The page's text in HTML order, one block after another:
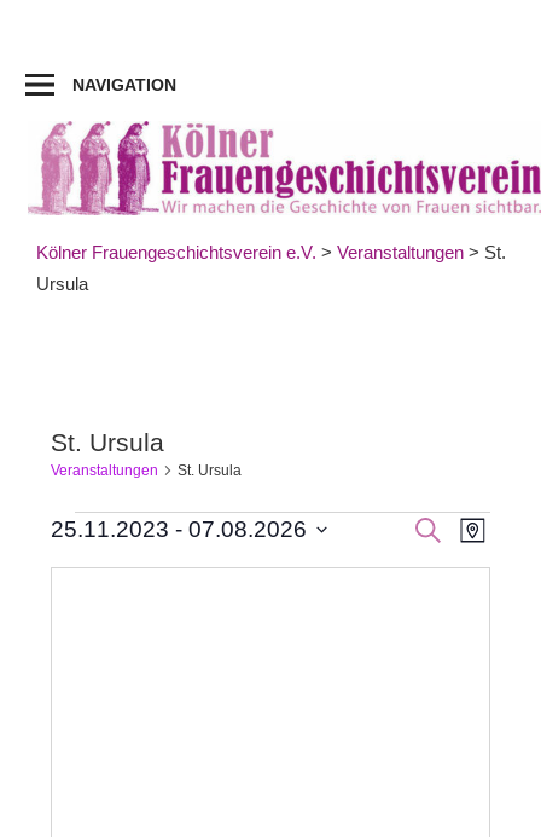
springen
NAVIGATION
Kölner Frauengeschichtsverein e.V. > Veranstaltungen > St.
Ursula
St. Ursula
Veranstaltungen St. Ursula
Veranstaltungen SUCHE
KARTE
25.11.2023 - 07.08.2026